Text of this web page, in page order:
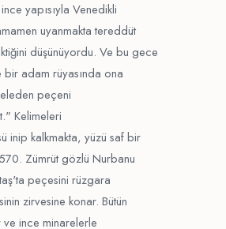
yapısıyla Venedikli
uyanmakta tereddüt
düşünüyordu. Ve bu gece
adam rüyasında ona
peçeni
Kelimeleri
inip kalkmakta, yüzü saf bir
Zümrüt gözlü Nurbanu
peçesini rüzgara
zirvesine konar. Bütün
ince minarelerle